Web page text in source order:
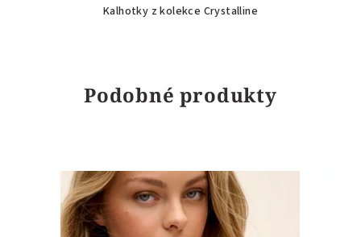
Kalhotky z kolekce Crystalline
Podobné produkty